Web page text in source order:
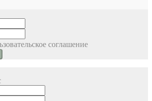
соглашение